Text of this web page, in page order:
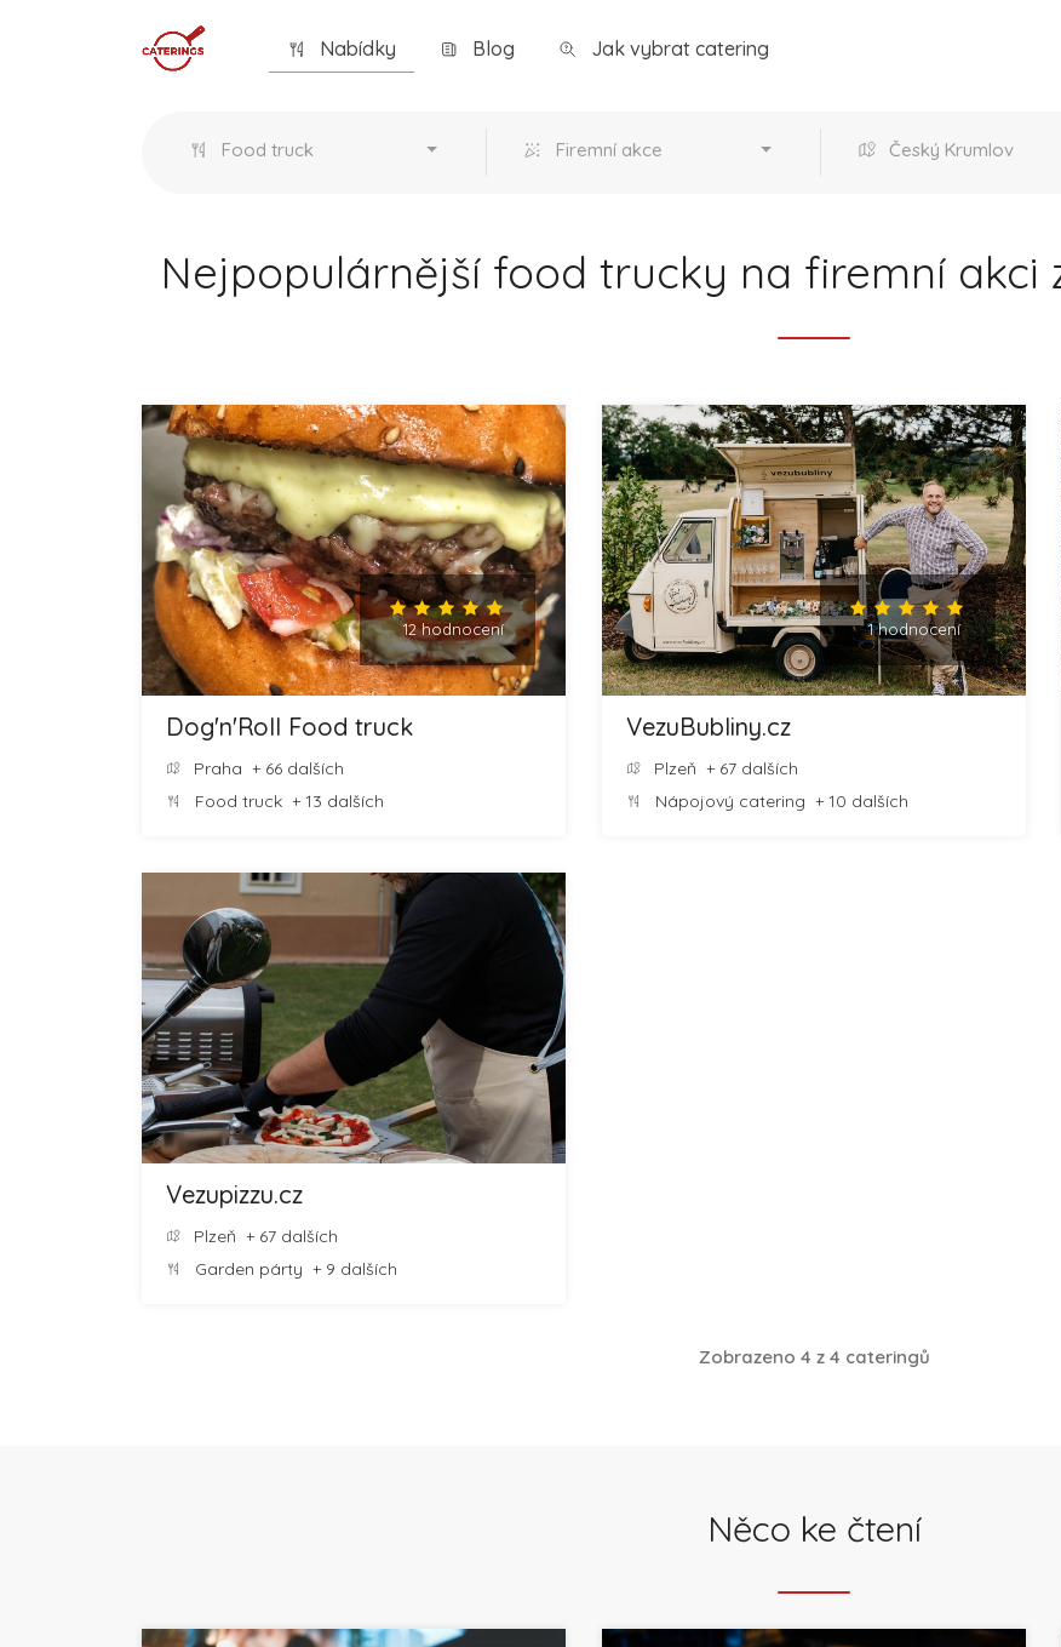
Nabídky Blog Jak vybrat catering
Food truck Firemní akce Český Krumlov
Nejpopulárnější food trucky na firemní akci
12 hodnocení
Dog'n'Roll Food truck
Praha + 66 dalších
Food truck + 13 dalších
1 hodnocení
VezuBubliny.cz
Plzeň + 67 dalších
Nápojový catering + 10 dalších
Vezupizzu.cz
Plzeň + 67 dalších
Garden párty + 9 dalších
Zobrazeno 4 z 4 cateringů
Něco ke čtení